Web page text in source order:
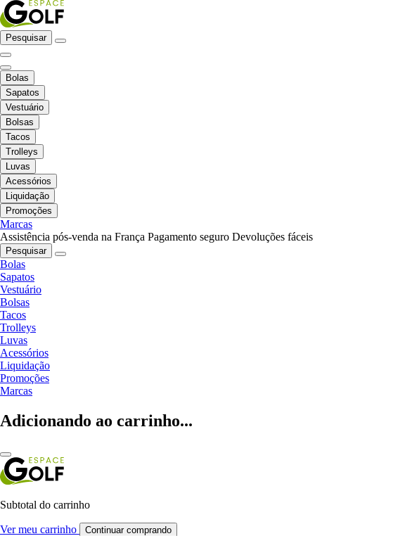
Pesquisar
Bolas
Sapatos
Vestuário
Bolsas
Tacos
Trolleys
Luvas
Acessórios
Liquidação
Promoções
Marcas
Assistência pós-venda na França Pagamento seguro Devoluções fáceis
Pesquisar
Bolas
Sapatos
Vestuário
Bolsas
Tacos
Trolleys
Luvas
Acessórios
Liquidação
Promoções
Marcas
Adicionando ao carrinho...
Subtotal do carrinho
Ver meu carrinho Continuar comprando